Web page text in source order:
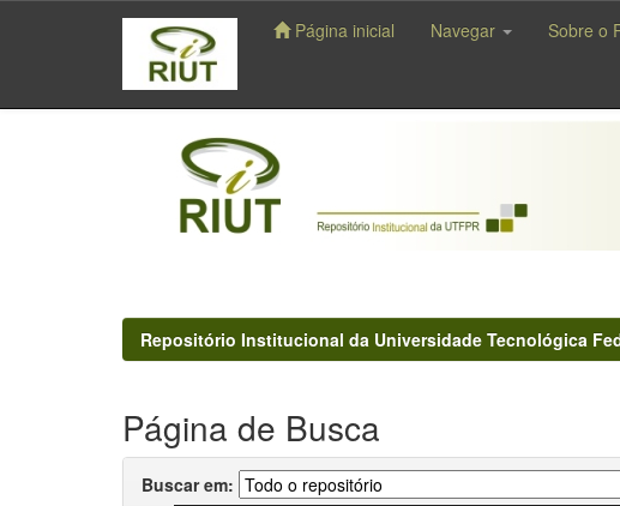
navigation
Página inicial Navegar Sobre o
Repositório Institucional da Universidade Tecnológica
Página de Busca
Buscar em: